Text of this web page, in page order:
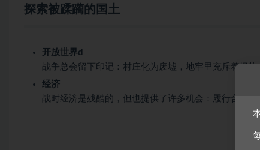
探索被蹂躏的国土
开放世界d
战争总会留下印记：村庄化为废墟，地牢里充斥着怪
经济
战时经济是残酷的，但也提供了许多机会：履行合同